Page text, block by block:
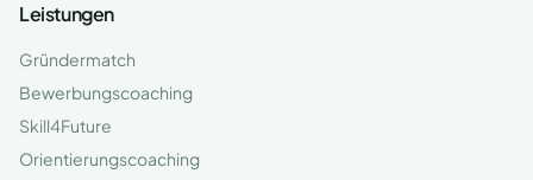
Leistungen
Gründermatch
Bewerbungscoaching
Skill4Future
Orientierungscoaching